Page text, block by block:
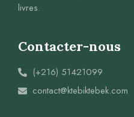
livres.
Contacter-nous
(+216) 51421099
contact@ktebiktebek.com